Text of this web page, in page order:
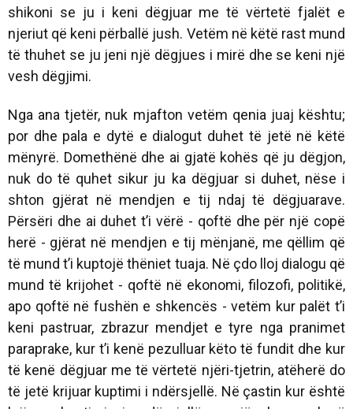
shikoni se ju i keni dëgjuar me të vërtetë fjalët e
njeriut që keni përballë jush. Vetëm në këtë rast mund
të thuhet se ju jeni një dëgjues i mirë dhe se keni një
vesh dëgjimi.
Nga ana tjetër, nuk mjafton vetëm qenia juaj kështu;
por dhe pala e dytë e dialogut duhet të jetë në këtë
mënyrë. Domethënë dhe ai gjatë kohës që ju dëgjon,
nuk do të quhet sikur ju ka dëgjuar si duhet, nëse i
shton gjërat në mendjen e tij ndaj të dëgjuarave.
Përsëri dhe ai duhet t’i vërë - qoftë dhe për një copë
herë - gjërat në mendjen e tij mënjanë, me qëllim që
të mund t’i kuptojë thëniet tuaja. Në çdo lloj dialogu që
mund të krijohet - qoftë në ekonomi, filozofi, politikë,
apo qoftë në fushën e shkencës - vetëm kur palët t’i
keni pastruar, zbrazur mendjet e tyre nga pranimet
paraprake, kur t’i kenë pezulluar këto të fundit dhe kur
të kenë dëgjuar me të vërtetë njëri-tjetrin, atëherë do
të jetë krijuar kuptimi i ndërsjellë. Në çastin kur është